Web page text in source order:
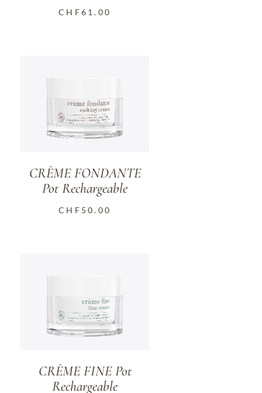
CHF61.00
CRÈME FONDANTE
Pot Rechargeable
CHF 50.00
CRÈME FINE Pot
Rechargeable